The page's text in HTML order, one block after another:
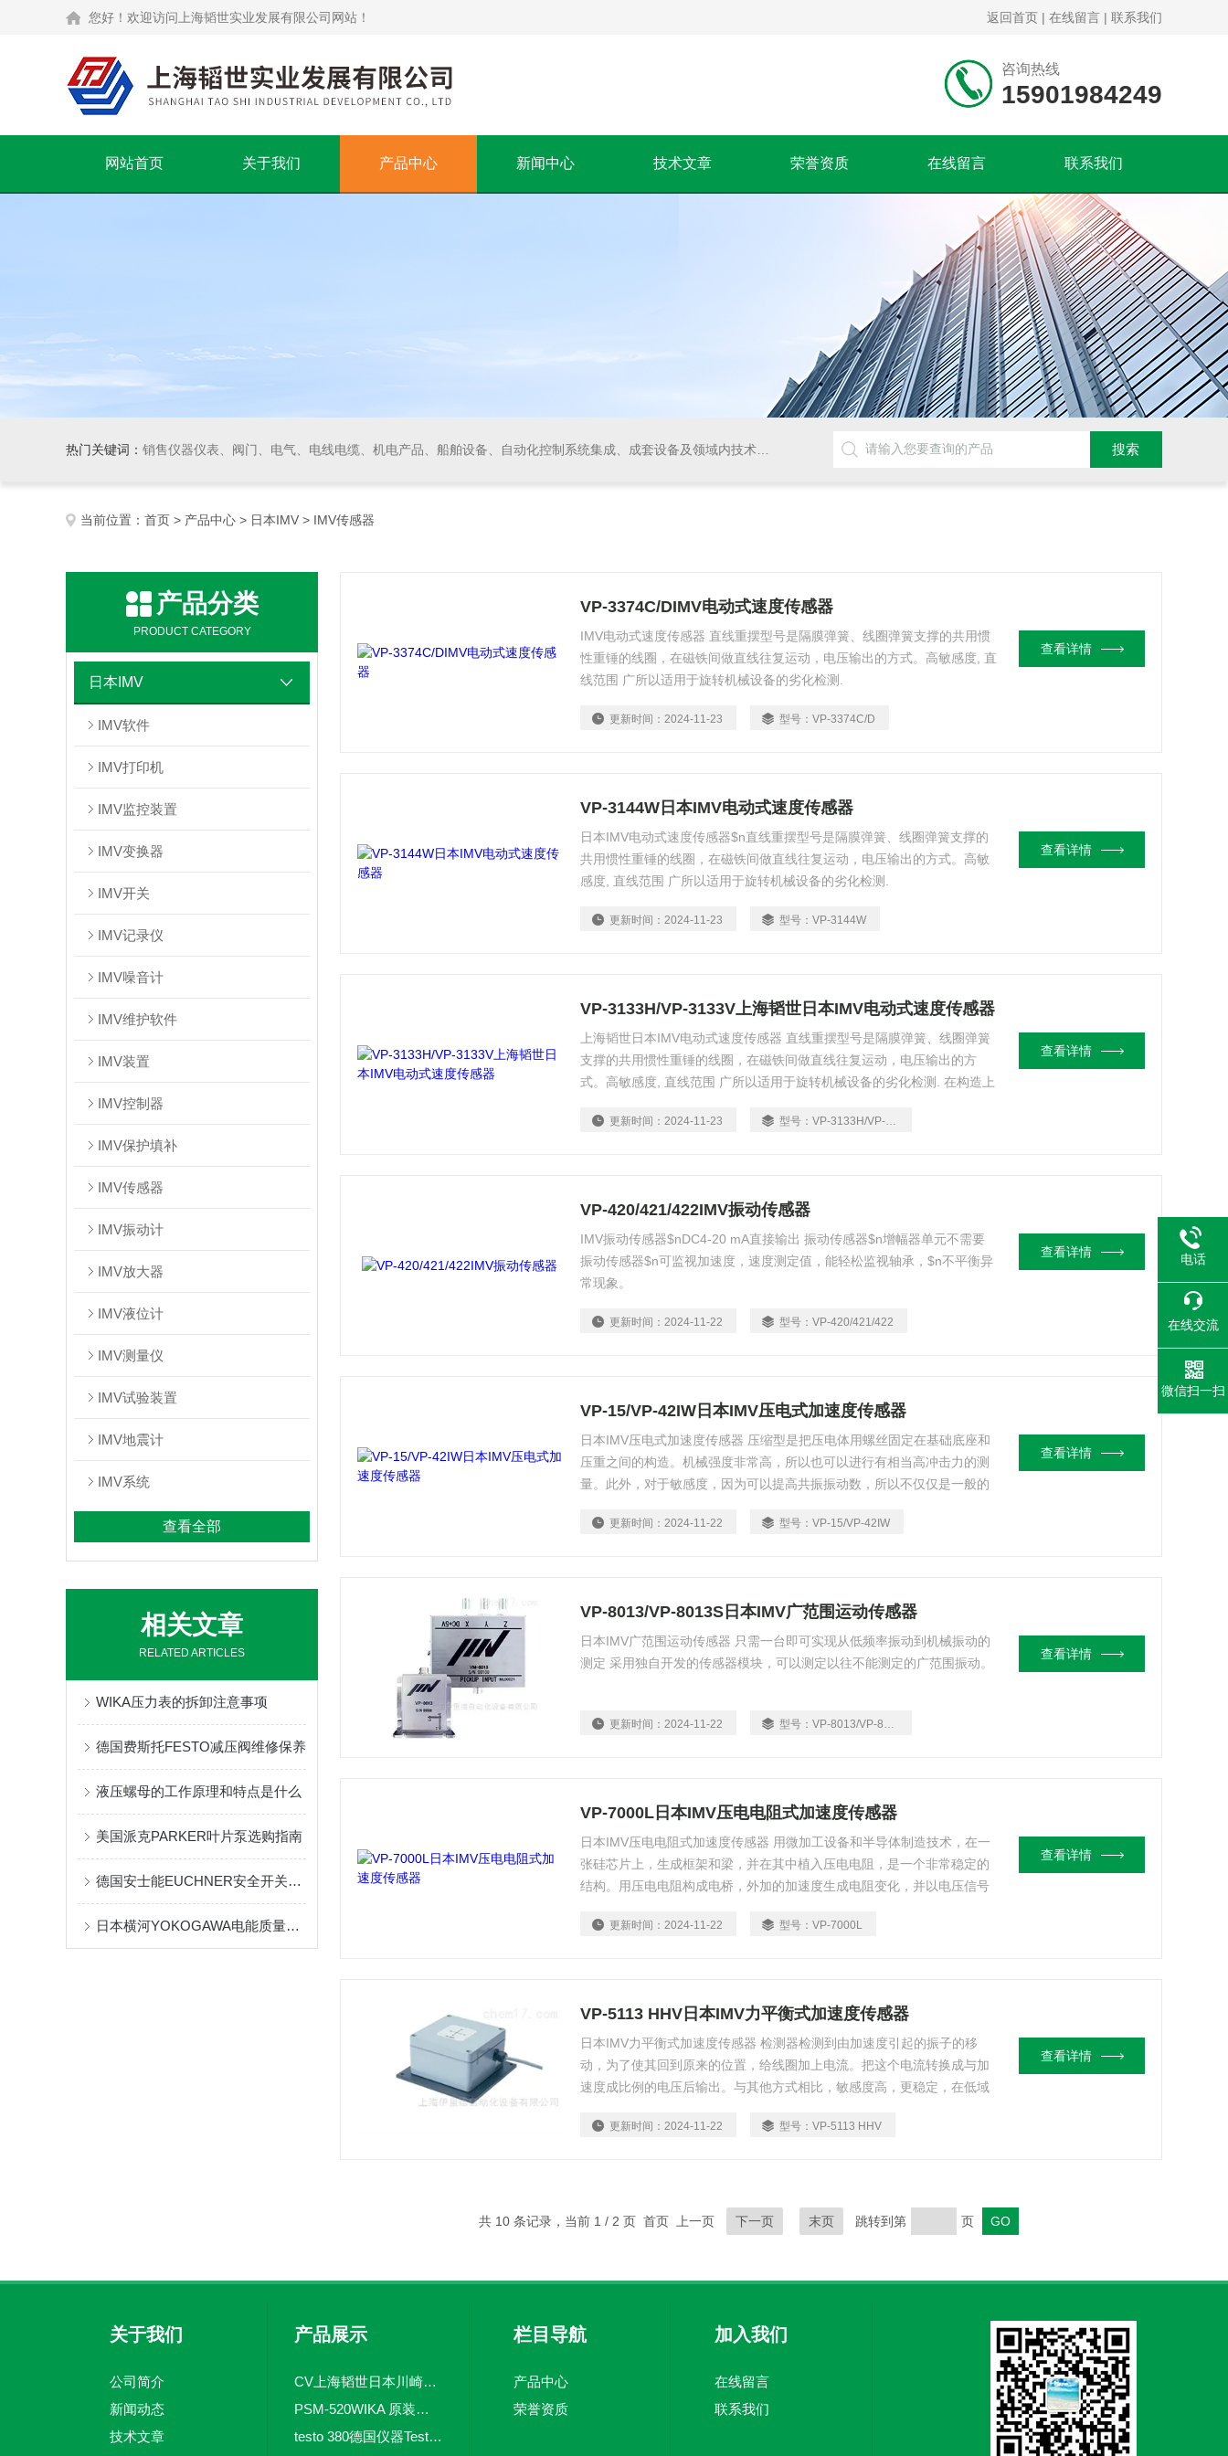
您好！欢迎访问上海韬世实业发展有限公司网站！ 返回首页 | 在线留言 | 联系我们
咨询热线
15901984249
网站首页 关于我们 产品中心 新闻中心 技术文章 荣誉资质 在线留言 联系我们
热门关键词： 销售仪器仪表、阀门、电气、电线电缆、机电产品、船舶设备、自动化控制系统集成、成套设备及领域内技术开发、技术转让、技术咨询、技术服务，从事货物及技术的进出口业务，仪器仪表、阀门、电线电缆的生产、加工。
当前位置： 首页 > 产品中心 > 日本IMV > IMV传感器
产品分类
PRODUCT CATEGORY
日本IMV
IMV软件
IMV打印机
IMV监控装置
IMV变换器
IMV开关
IMV记录仪
IMV噪音计
IMV维护软件
IMV装置
IMV控制器
IMV保护填补
IMV传感器
IMV振动计
IMV放大器
IMV液位计
IMV测量仪
IMV试验装置
IMV地震计
IMV系统
查看全部
相关文章
RELATED ARTICLES
WIKA压力表的拆卸注意事项
德国费斯托FESTO减压阀维修保养
液压螺母的工作原理和特点是什么
美国派克PARKER叶片泵选购指南
德国安士能EUCHNER安全开关的参数
日本横河YOKOGAWA电能质量分析仪CW500的维修与保养
VP-3374C/DIMV电动式速度传感器
IMV电动式速度传感器 直线重摆型号是隔膜弹簧、线圈弹簧支撑的共用惯
性重锤的线圈，在磁铁间做直线往复运动，电压输出的方式。高敏感度, 直
线范围 广所以适用于旋转机械设备的劣化检测.
更新时间：2024-11-23 型号：VP-3374C/D
查看详情
VP-3144W日本IMV电动式速度传感器
日本IMV电动式速度传感器$n直线重摆型号是隔膜弹簧、线圈弹簧支撑的
共用惯性重锤的线圈，在磁铁间做直线往复运动，电压输出的方式。高敏
感度, 直线范围 广所以适用于旋转机械设备的劣化检测.
更新时间：2024-11-23 型号：VP-3144W
查看详情
VP-3133H/VP-3133V上海韬世日本IMV电动式速度传感器
上海韬世日本IMV电动式速度传感器 直线重摆型号是隔膜弹簧、线圈弹簧
支撑的共用惯性重锤的线圈，在磁铁间做直线往复运动，电压输出的方
式。高敏感度, 直线范围 广所以适用于旋转机械设备的劣化检测. 在构造上
更新时间：2024-11-23 型号：VP-3133H/VP-3133V
查看详情
VP-420/421/422IMV振动传感器
IMV振动传感器$nDC4-20 mA直接输出 振动传感器$n增幅器单元不需要
振动传感器$n可监视加速度，速度测定值，能轻松监视轴承，$n不平衡异
常现象。
更新时间：2024-11-22 型号：VP-420/421/422
查看详情
VP-15/VP-42IW日本IMV压电式加速度传感器
日本IMV压电式加速度传感器 压缩型是把压电体用螺丝固定在基础底座和
压重之间的构造。机械强度非常高，所以也可以进行有相当高冲击力的测
量。此外，对于敏感度，因为可以提高共振振动数，所以不仅仅是一般的
检测出来。
更新时间：2024-11-22 型号：VP-15/VP-42IW
查看详情
VP-8013/VP-8013S日本IMV广范围运动传感器
日本IMV广范围运动传感器 只需一台即可实现从低频率振动到机械振动的
测定 采用独自开发的传感器模块，可以测定以往不能测定的广范围振动。
更新时间：2024-11-22 型号：VP-8013/VP-8013S
查看详情
VP-7000L日本IMV压电电阻式加速度传感器
日本IMV压电电阻式加速度传感器 用微加工设备和半导体制造技术，在一
张硅芯片上，生成框架和梁，并在其中植入压电电阻，是一个非常稳定的
结构。用压电电阻构成电桥，外加的加速度生成电阻变化，并以电压信号
更新时间：2024-11-22 型号：VP-7000L
查看详情
VP-5113 HHV日本IMV力平衡式加速度传感器
日本IMV力平衡式加速度传感器 检测器检测到由加速度引起的振子的移
动，为了使其回到原来的位置，给线圈加上电流。把这个电流转换成与加
速度成比例的电压后输出。与其他方式相比，敏感度高，更稳定，在低域
更新时间：2024-11-22 型号：VP-5113 HHV
查看详情
共 10 条记录，当前 1 / 2 页 首页 上一页 下一页 末页 跳转到第 页
关于我们
公司简介
新闻动态
技术文章
产品展示
CV上海韬世日本川崎KAWAKI坚固止回阀
PSM-520WIKA 原装威卡压力开关
testo 380德国仪器Testo烟尘直读仪
栏目导航
产品中心
荣誉资质
加入我们
在线留言
联系我们
电话
在线交流
微信扫一扫